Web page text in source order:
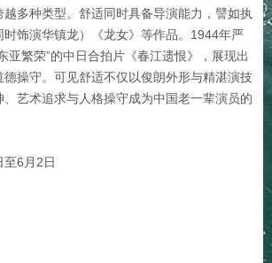
越多种类型。舒适同时具备导演能力，譬如执
饰演华镇龙）《龙女》等作品。1944年严
亚繁荣”的中日合拍片《春江遗恨》，展现出
操守。可见舒适不仅以俊朗外形与精湛演技
艺术追求与人格操守成为中国老一辈演员的
6月2日